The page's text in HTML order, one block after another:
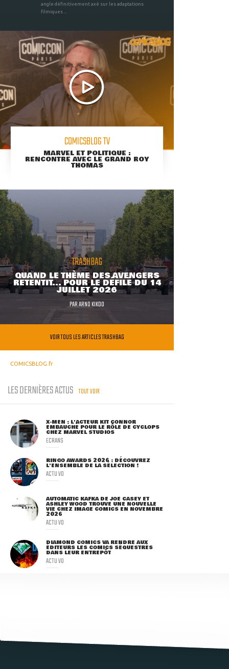
angle définitivement axé sur les adaptations
filmiques ...
COMICSBLOG TV
MARVEL ET POLITIQUE :
RENCONTRE AVEC LE GRAND ROY
THOMAS
TRASHBAG
QUAND LE THÈME DES AVENGERS
RETENTIT... POUR LE DÉFILÉ DU 14
JUILLET 2026
PARARNO KIKOO
VOIR TOUS LES ARTICLES TRASHBAG
COMICSBLOG.fr
LES DERNIÈRES ACTUS TOUT VOIR
X-MEN : L'ACTEUR KIT CONNOR
EMBAUCHÉ POUR LE RÔLE DE CYCLOPS
CHEZ MARVEL STUDIOS
ECRANS
RINGO AWARDS 2026 : DÉCOUVREZ
L'ENSEMBLE DE LA SÉLECTION !
ACTU VO
AUTOMATIC KAFKA DE JOE CASEY ET
ASHLEY WOOD TROUVE UNE NOUVELLE
VIE CHEZ IMAGE COMICS EN NOVEMBRE
2026
ACTU VO
DIAMOND COMICS VA RENDRE AUX
ÉDITEURS LES COMICS SÉQUESTRÉS
DANS LEUR ENTREPÔT
ACTU VO